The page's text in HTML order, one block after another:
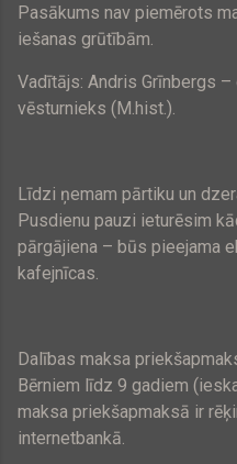
Pasākums nav piemērots
iešanas grūtībām.
Vadītājs: Andris Grīnbergs
vēsturnieks (M.hist.).
Līdzi ņemam pārtiku un
Pusdienu pauzi ieturēsim
pārgājiena – būs pieejama
kafejnīcas.
Dalības maksa
Bērniem līdz 9 gadiem
maksa priekšapmaksā ir
internetbankā.